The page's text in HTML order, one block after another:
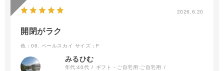
2026.6.20
開閉がラク
色：06. ペールスカイ サイズ：F
みるひむ
年代:40代 ギフト・ご自宅用:ご自宅用